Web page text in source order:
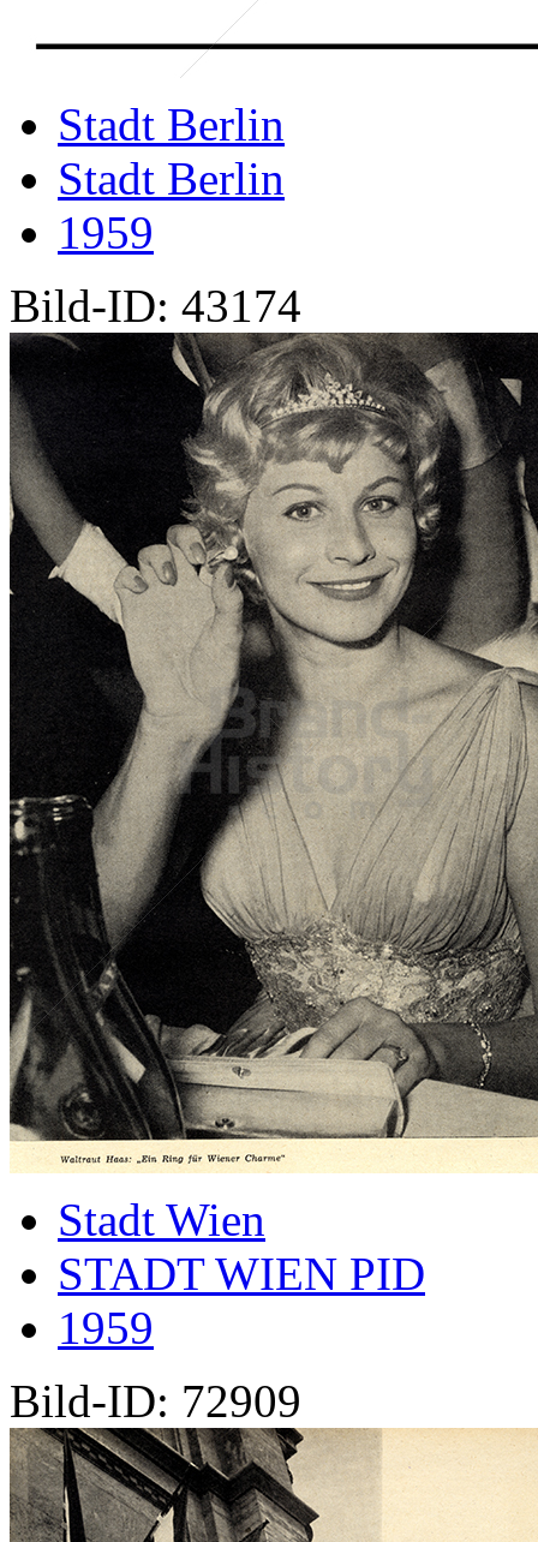
Stadt Berlin
Stadt Berlin
1959
Bild-ID: 43174
Stadt Wien
STADT WIEN PID
1959
Bild-ID: 72909